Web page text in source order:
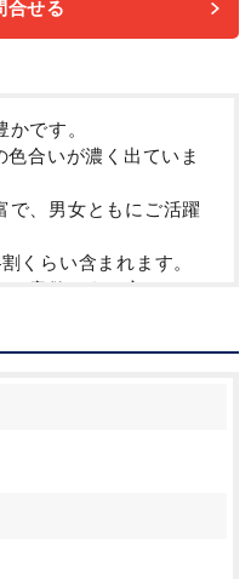
合せる
です。
合いが濃く出ていま
で、男女ともにご活躍
くらい含まれます。
意欲のある方に、ぜ
。